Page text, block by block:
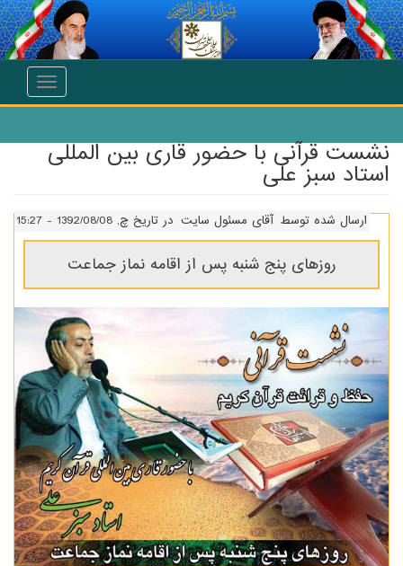
انتقال به محتوای اصلی
Toggle
نشست قرآنی با حضور قاری بین المللی
استاد سبز علی
ارسال شده توسط آقای مسئول سایت در تاریخ چ, 1392/08/08 - 15:27
روزهای پنج شنبه پس از اقامه نماز جماعت